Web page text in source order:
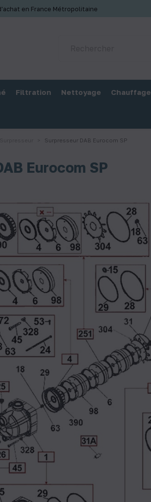
en France Métropolitaine
Filtration Nettoyage Chauffage
Surpresseur DAB Eurocom SP
Eurocom SP